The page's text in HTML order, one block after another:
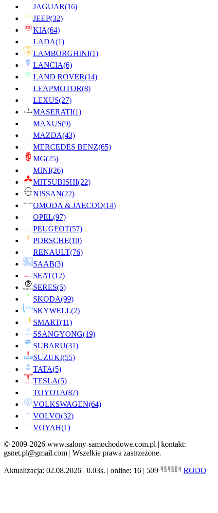
JAGUAR(16)
JEEP(32)
KIA(64)
LADA(1)
LAMBORGHINI(1)
LANCIA(6)
LAND ROVER(14)
LEAPMOTOR(8)
LEXUS(27)
MASERATI(1)
MAXUS(9)
MAZDA(43)
MERCEDES BENZ(65)
MG(25)
MINI(26)
MITSUBISHI(22)
NISSAN(22)
OMODA & JAECOO(14)
OPEL(97)
PEUGEOT(57)
PORSCHE(10)
RENAULT(76)
SAAB(3)
SEAT(12)
SERES(5)
SKODA(99)
SKYWELL(2)
SMART(11)
SSANGYONG(19)
SUBARU(31)
SUZUKI(55)
TATA(5)
TESLA(5)
TOYOTA(87)
VOLKSWAGEN(64)
VOLVO(32)
VOYAH(1)
© 2009-2026 www.salony-samochodowe.com.pl | kontakt:
gsnet.pl@gmail.com | Wszelkie prawa zastrzeżone.
Aktualizacja: 02.08.2026 | 0.03s. | online: 16 | 509 RODO